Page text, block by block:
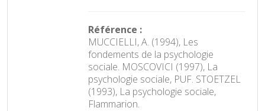
Référence :
MUCCIELLI, A. (1994), Les
fondements de la psychologie
sociale. MOSCOVICI (1997), La
psychologie sociale, PUF. STOETZEL
(1993), La psychologie sociale,
Flammarion.